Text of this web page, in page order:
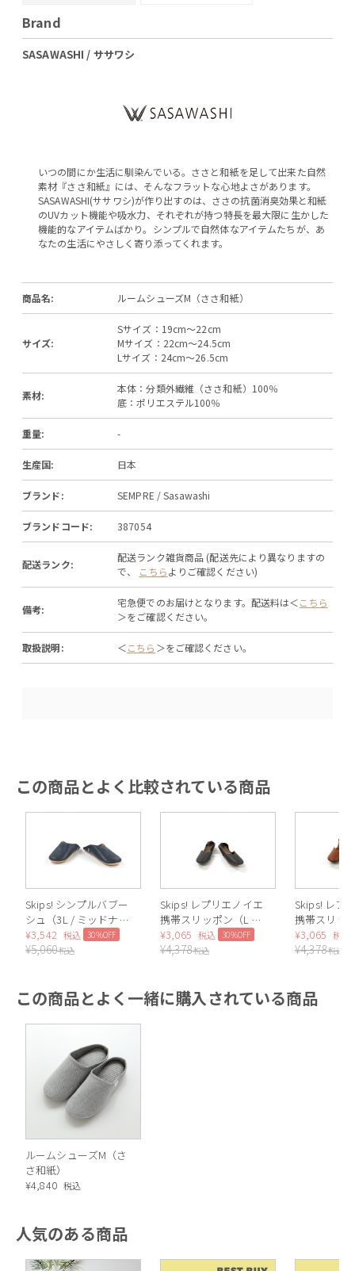
Brand
SASAWASHI / ササワシ
いつの間にか生活に馴染んでいる。ささと和紙を足して出来た自然
素材『ささ和紙』には、そんなフラットな心地よさがあります。
SASAWASHI(ササワシ)が作り出すのは、ささの抗菌消臭効果と和紙
のUVカット機能や吸水力、それぞれが持つ特長を最大限に生かした
機能的なアイテムばかり。シンプルで自然体なアイテムたちが、あ
なたの生活にやさしく寄り添ってくれます。
商品名: ルームシューズM（ささ和紙）
サイズ:
Sサイズ：19cm～22cm
Mサイズ：22cm～24.5cm
Lサイズ：24cm～26.5cm
素材:
本体：分類外繊維（ささ和紙）100％
底：ポリエステル100％
重量: -
生産国: 日本
ブランド: SEMPRE / Sasawashi
ブランドコード: 387054
配送ランク:
配送ランク雑貨商品 (配送先により異なりますの
で、 こちらよりご確認ください)
備考:
宅急便でのお届けとなります。配送料は＜こちら
＞をご確認ください。
取扱説明: ＜こちら ＞をご確認ください。
この商品とよく比較されている商品
Skips! シンプルバブー
シュ（3L / ミッドナイ
トネイビー）
¥3,542 税込 30%OFF
¥5,060税込
Skips! レプリエノイエ
携帯スリッポン（L /
ブラック）
¥3,065 税込 30%OFF
¥4,378税込
Skips! レプ
携帯スリッ
ブラウン）
¥3,065 税込
¥4,378税込
この商品とよく一緒に購入されている商品
ルームシューズM（さ
さ和紙）
¥4,840 税込
人気のある商品